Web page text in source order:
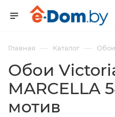
Главная — Каталог — Обои
Обои
MARCELLA
мотив